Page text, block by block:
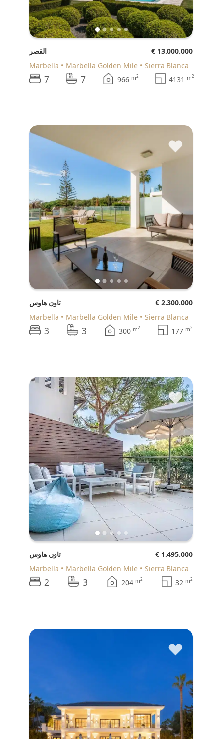
القصر
€ 13.000.000
Marbella
Marbella Golden Mile Sierra Blanca
7 7 966 m2 4131 m2
♥
تاون هاوس
€ 2.300.000
Marbella
Marbella Golden Mile Sierra Blanca
3 3 300 m2 177 m2
♥
تاون هاوس
€ 1.495.000
Marbella
Marbella Golden Mile Sierra Blanca
2 3 204 m2 32 m2
♥